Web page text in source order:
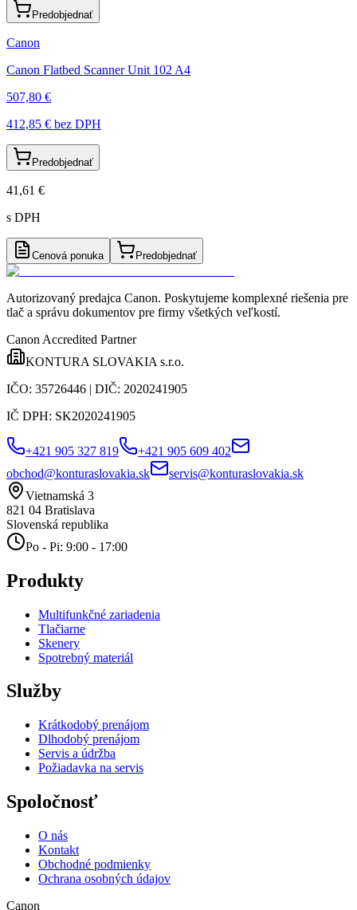
Predobjednať
Canon
Canon Flatbed Scanner Unit 102 A4
507,80 €
412,85 € bez DPH
Predobjednať
41,61 €
s DPH
Cenová ponuka Predobjednať
Autorizovaný predajca Canon. Poskytujeme komplexné riešenia pre
tlač a správu dokumentov pre firmy všetkých veľkostí.
Canon Accredited Partner
KONTURA SLOVAKIA s.r.o.
IČO: 35726446 | DIČ: 2020241905
IČ DPH: SK2020241905
+421 905 327 819
+421 905 609 402
obchod@konturaslovakia.sk
servis@konturaslovakia.sk
Vietnamská 3
821 04 Bratislava
Slovenská republika
Po - Pi: 9:00 - 17:00
Produkty
Multifunkčné zariadenia
Tlačiarne
Skenery
Spotrebný materiál
Služby
Krátkodobý prenájom
Dlhodobý prenájom
Servis a údržba
Požiadavka na servis
Spoločnosť
O nás
Kontakt
Obchodné podmienky
Ochrana osobných údajov
Canon